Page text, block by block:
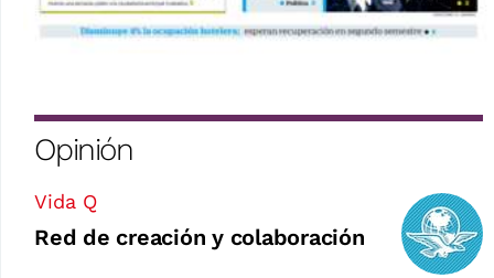
Opinión
Vida Q
Red de creación y colaboración